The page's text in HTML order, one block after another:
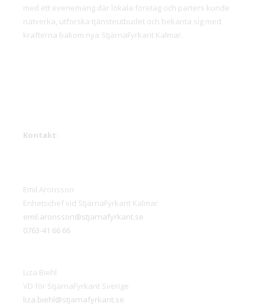
med ett evenemang där lokala företag och parters kunde
nätverka, utforska tjänsteutbudet och bekanta sig med
krafterna bakom nya StjärnaFyrkant Kalmar.
Kontakt:
Emil Aronsson
Enhetschef vid StjärnaFyrkant Kalmar
emil.aronsson@stjarnafyrkant.se
0763-41 66 66
Liza Biehl
VD för StjärnaFyrkant Sverige
liza.biehl@stjarnafyrkant.se